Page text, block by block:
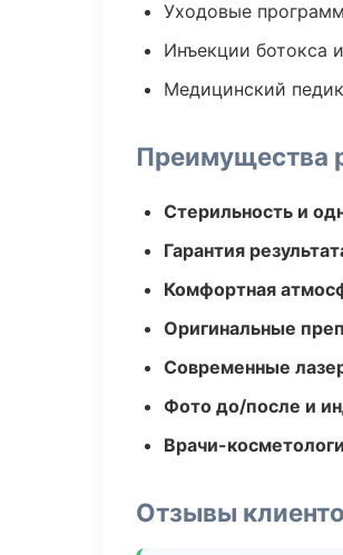
Уходовые
Инъекции ботокса
Медицинский
Преимущества
Стерильность и
Гарантия
Комфортная
Оригинальные
Современные
Фото до/после и
Врачи-
Отзывы